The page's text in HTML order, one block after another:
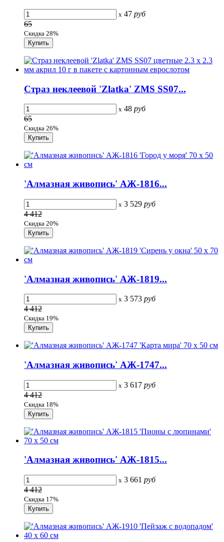
x 47 руб
65
Скидка 28%
Страз неклеевой 'Zlatka' ZMS SS07...
x 48 руб
65
Скидка 26%
'Алмазная живопись' АЖ-1816...
x 3 529 руб
4 412
Скидка 20%
'Алмазная живопись' АЖ-1819...
x 3 573 руб
4 412
Скидка 19%
'Алмазная живопись' АЖ-1747...
x 3 617 руб
4 412
Скидка 18%
'Алмазная живопись' АЖ-1815...
x 3 661 руб
4 412
Скидка 17%